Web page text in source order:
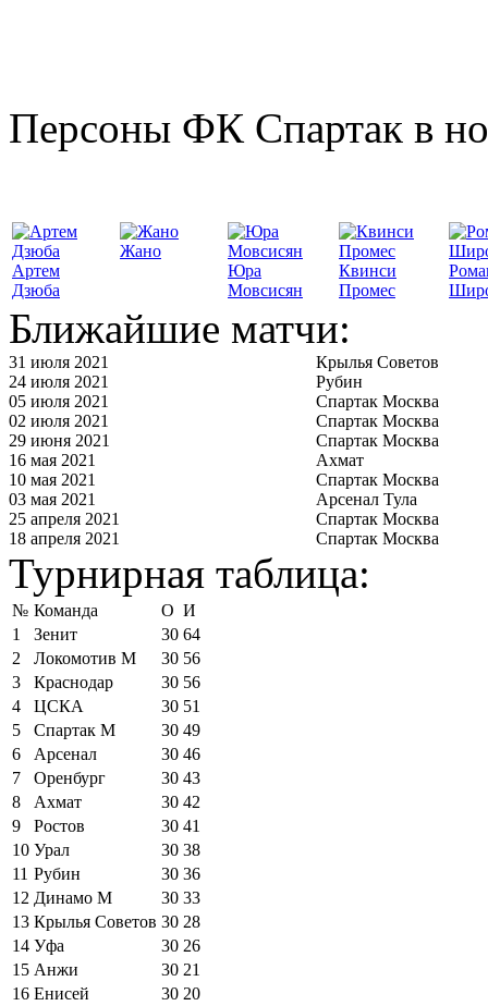
Персоны ФК Спартак в
Артем
Дзюба
Жано
Юра
Мовсисян
Квинси
Промес
Ближайшие матчи:
31 июля 2021
Крылья Советов
24 июля 2021
Рубин
05 июля 2021
Спартак Москва
02 июля 2021
Спартак Москва
29 июня 2021
Спартак Москва
16 мая 2021
Ахмат
10 мая 2021
Спартак Москва
03 мая 2021
Арсенал Тула
25 апреля 2021
Спартак Москва
18 апреля 2021
Спартак Москва
Турнирная таблица:
№ Команда О И
1
Зенит 30 64
2
Локомотив М 30 56
3
Краснодар 30 56
4
ЦСКА 30 51
5
Спартак М 30 49
6
Арсенал 30 46
7
Оренбург 30 43
8
Ахмат 30 42
9
Ростов 30 41
10 Урал 30 38
11 Рубин 30 36
12 Динамо М 30 33
13 Крылья Советов 30 28
14 Уфа 30 26
15 Анжи 30 21
16 Енисей 30 20